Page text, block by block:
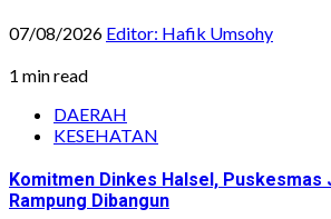
07/08/2026 Editor: Hafik Umsohy
1 min read
DAERAH
KESEHATAN
Komitmen Dinkes Halsel, Puskesmas
Rampung Dibangun